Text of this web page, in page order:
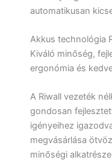
automatikusan
Akkus technológia
Kiváló minőség,
ergonómia és
A Riwall vezeték
gondosan
igényeihez
megvásárlása
minőségi